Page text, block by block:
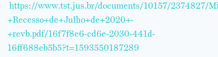
https://www.tst.jus.br/documents/10157/2374827/
+Recesso+de+Julho+de+2020+-
+revb.pdf/16f7f8e6-cd6e-2030-441d-
16ff688eb5b5?t=1593550187289